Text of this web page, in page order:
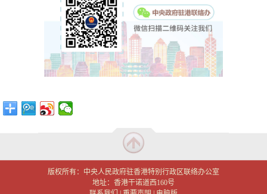
版权所有：中央人民政府驻香港特别行政区联络办公室
地址：香港干诺道西160号